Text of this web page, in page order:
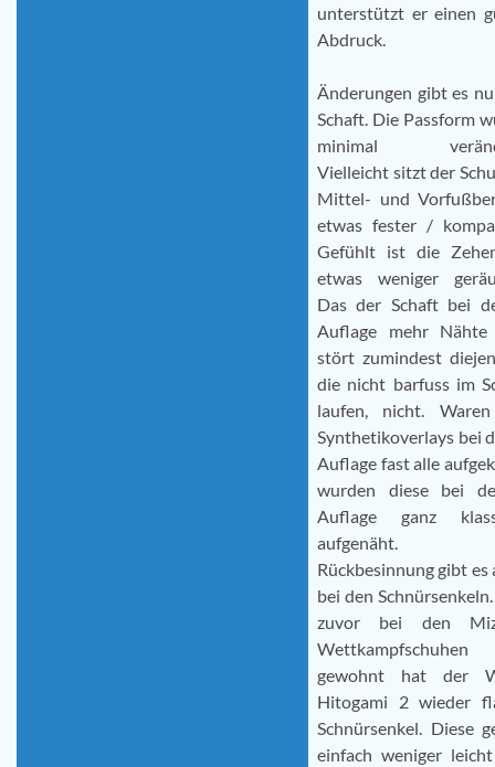
unterstützt er einen
Abdruck.
Änderungen gibt es
Schaft. Die Passform
minimal
Vielleicht sitzt der
Mittel- und
etwas fester /
Gefühlt ist die
etwas weniger
Das der Schaft bei
Auflage mehr Nähte
stört zumindest
die nicht barfuss im
laufen, nicht.
Synthetikoverlays bei
Auflage fast alle
wurden diese bei
Auflage ganz
aufgenäht.
Rückbesinnung gibt es
bei den
zuvor bei den
Wettkampfschuhen
gewohnt hat der
Hitogami 2 wieder
Schnürsenkel. Diese
einfach weniger